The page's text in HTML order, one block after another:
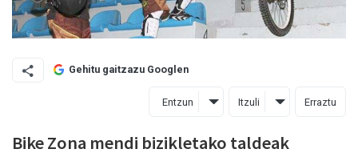
Gehitu gaitzazu Googlen
Entzun Itzuli Erraztu
Bike Zona mendi bizikletako taldeak